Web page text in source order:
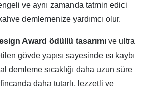
ve aynı zamanda tatmin edici
demlemenize yardımcı olur.
Award ödüllü tasarımı ve ultra
gövde yapısı sayesinde ısı kaybı
demleme sıcaklığı daha uzun süre
daha tutarlı, lezzetli ve